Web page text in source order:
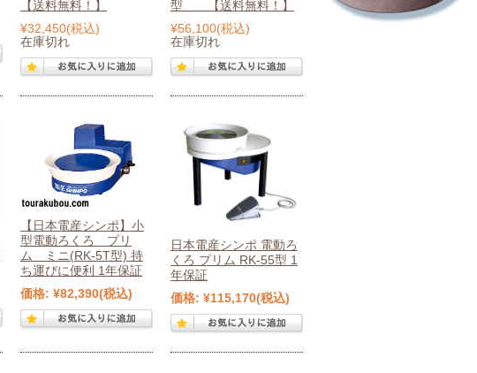
【送料無料！】
¥32,450(税込)
在庫切れ
型 【送料無料！】
¥56,100(税込)
在庫切れ
【日本電産シンポ】小
型電動ろくろ プリ
ム ミニ(RK-5T型) 持
ち運びに便利 1年保証
価格: ¥82,390(税込)
日本電産シンポ 電動ろ
くろ プリム RK-55型 1
年保証
価格: ¥115,170(税込)